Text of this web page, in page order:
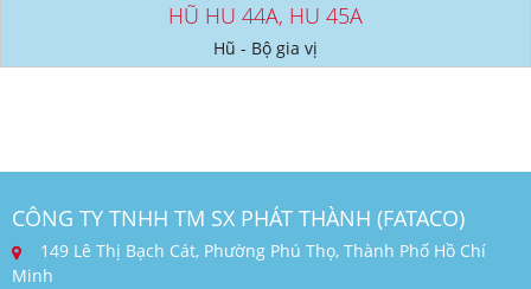
HŨ HU 44A, HU 45A
Hũ - Bộ gia vị
CÔNG TY TNHH TM SX PHÁT THÀNH (FATACO)
149 Lê Thị Bạch Cát, Phường Phú Thọ, Thành Phố Hồ Chí
Minh